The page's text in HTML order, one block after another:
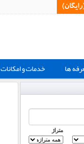
ها خدمات و امکانات
متراژ